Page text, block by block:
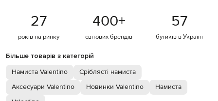
27
років на ринку
400+
світових брендів
57
бутиків в Україні
Більше товарів з категорій
Намиста Valentino
Сріблясті намиста
Аксесуари Valentino
Новинки Valentino
Намиста